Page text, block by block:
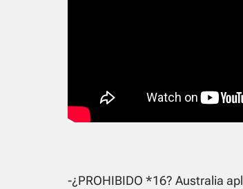
-¿PROHIBIDO *16? Australia